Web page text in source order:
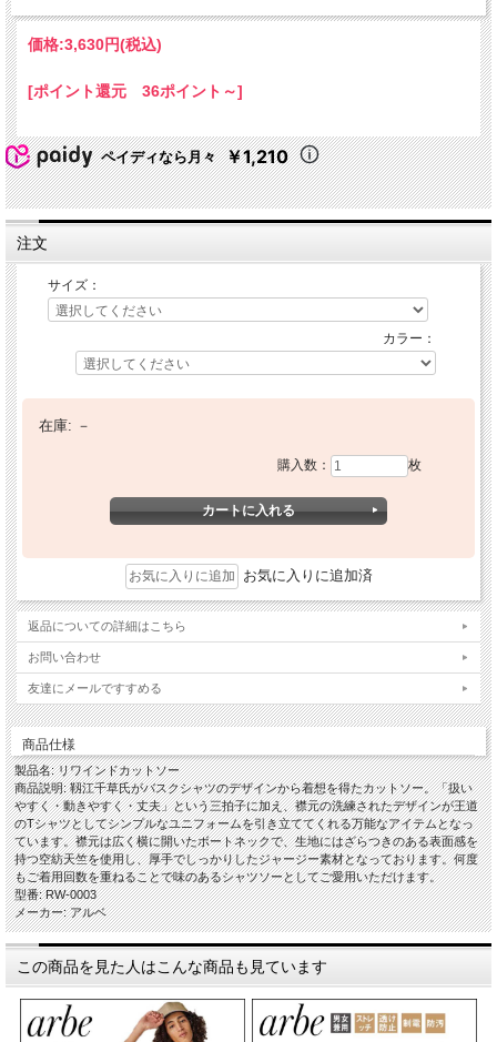
価格:3,630円(税込)
[ポイント還元 36ポイント～]
ペイディなら月々 ￥1,210
注文
サイズ：
カラー：
在庫: －
購入数： 枚
お気に入りに追加済
返品についての詳細はこちら
お問い合わせ
友達にメールですすめる
商品仕様
製品名: リワインドカットソー
商品説明: 靱江千草氏がバスクシャツのデザインから着想を得たカットソー。「扱い
やすく・動きやすく・丈夫」という三拍子に加え、襟元の洗練されたデザインが王道
のTシャツとしてシンプルなユニフォームを引き立ててくれる万能なアイテムとなっ
ています。襟元は広く横に開いたボートネックで、生地にはざらつきのある表面感を
持つ空紡天竺を使用し、厚手でしっかりしたジャージー素材となっております。何度
もご着用回数を重ねることで味のあるシャツソーとしてご愛用いただけます。
型番: RW-0003
メーカー: アルベ
この商品を見た人はこんな商品も見ています